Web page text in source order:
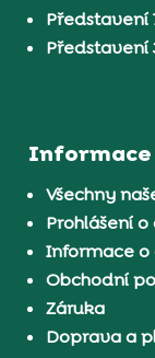
Představení
Představení
Informace
Všechny
Prohlášení
Informace o
Obchodní
Záruka
Doprava a